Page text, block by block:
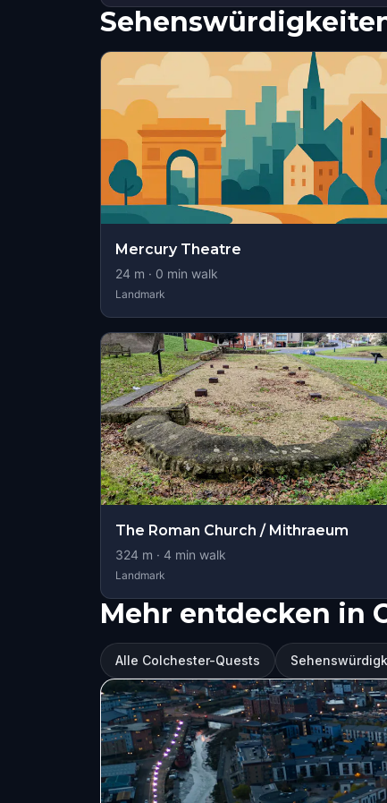
Mercury Theatre
24 m · 0 min walk
Landmark
The Roman Church / Mithraeum
324 m · 4 min walk
Landmark
Mehr entdecken in
Alle Colchester-Quests